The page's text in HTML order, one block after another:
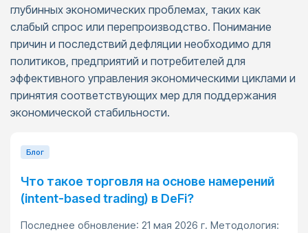
глубинных экономических проблемах, таких как
слабый спрос или перепроизводство. Понимание
причин и последствий дефляции необходимо для
политиков, предприятий и потребителей для
эффективного управления экономическими циклами и
принятия соответствующих мер для поддержания
экономической стабильности.
Блог
Что такое торговля на основе намерений
(intent-based trading) в DeFi?
Последнее обновление: 21 мая 2026 г. Методология: